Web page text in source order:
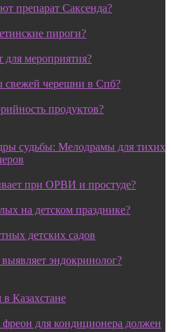
препарат Саксенда?
пироги?
для мероприятия?
свежей черешни в Спб?
продуктов?
судьбы: Мелодрамы для тихих
при ОРВИ и простуде?
на детском празднике?
детских садов
эндокринолог?
Казахстане
фреон для кондиционера должен